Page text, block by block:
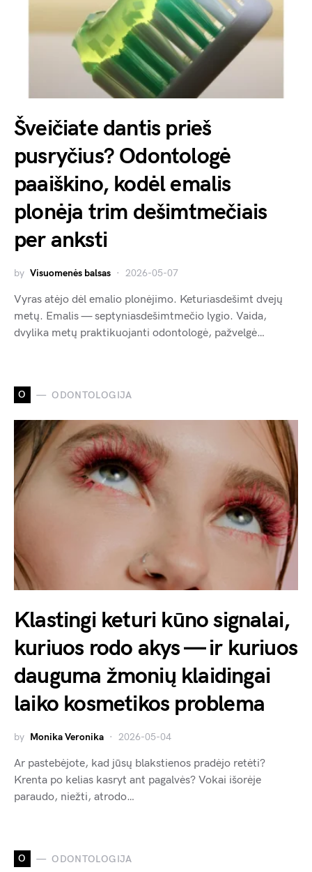
Šveičiate dantis prieš
pusryčius? Odontologė
paaiškino, kodėl emalis
plonėja trim dešimtmečiais
per anksti
by Visuomenės balsas 2026-05-07
Vyras atėjo dėl emalio plonėjimo. Keturiasdešimt dvejų
metų. Emalis — septyniasdešimtmečio lygio. Vaida,
dvylika metų praktikuojanti odontologė, pažvelgė…
O ODONTOLOGIJA
Klastingi keturi kūno signalai,
kuriuos rodo akys — ir kuriuos
dauguma žmonių klaidingai
laiko kosmetikos problema
by Monika Veronika 2026-05-04
Ar pastebėjote, kad jūsų blakstienos pradėjo retėti?
Krenta po kelias kasryt ant pagalvės? Vokai išorėje
paraudo, niežti, atrodo…
O ODONTOLOGIJA